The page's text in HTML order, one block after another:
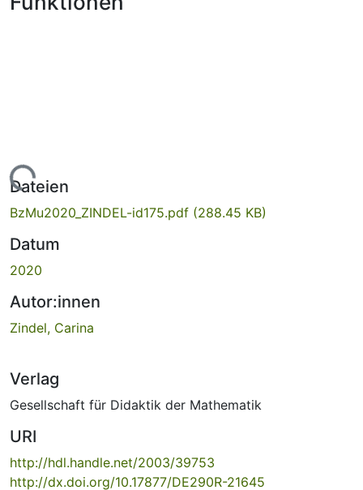
Lade...
Dateien
BzMu2020_ZINDEL-id175.pdf (288.45 KB)
Datum
2020
Autor:innen
Zindel, Carina
Verlag
Gesellschaft für Didaktik der Mathematik
URI
http://hdl.handle.net/2003/39753
http://dx.doi.org/10.17877/DE290R-21645